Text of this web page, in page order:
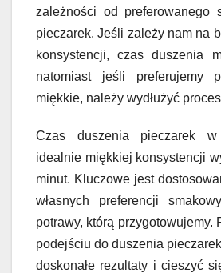
zależności od preferowanego
pieczarek. Jeśli zależy nam na
konsystencji, czas duszenia
natomiast jeśli preferujemy
miękkie, należy wydłużyć
Czas duszenia pieczarek
idealnie miękkiej konsystencji
minut. Kluczowe jest
własnych preferencji
potrawy, którą przygotowujemy.
podejściu do duszenia
doskonałe rezultaty i cieszyć